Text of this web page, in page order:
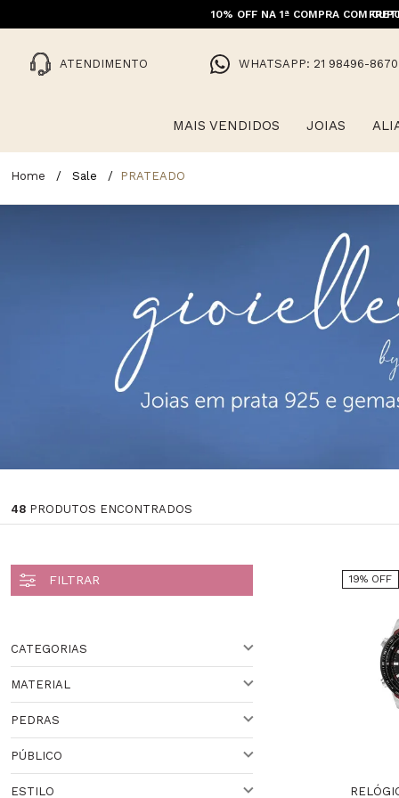
10% OFF NA 1ª COMPRA COM
ATENDIMENTO WHATSAPP: 21 98496-8670
MAIS VENDIDOS JOIAS
Sale PRATEADO
48 PRODUTOS ENCONTRADOS
CATEGORIAS
MATERIAL
PEDRAS
PÚBLICO
ESTILO
19% OFF